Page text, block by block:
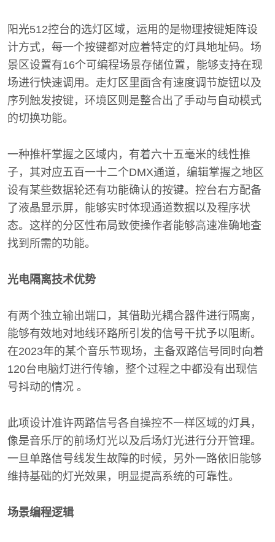
阳光512控台的选灯区域，运用的是物理按键矩阵设
计方式，每一个按键都对应着特定的灯具地址码。场
景区设置有16个可编程场景存储位置，能够支持在现
场进行快速调用。走灯区里面含有速度调节旋钮以及
序列触发按键，环境区则是整合出了手动与自动模式
的切换功能。
一种推杆掌握之区域内，有着六十五毫米的线性推
子，其对应五百一十二个DMX通道，编辑掌握之地区
设有某些数据轮还有功能确认的按键。控台右方配备
了液晶显示屏，能够实时体现通道数据以及程序状
态。这样的分区性布局致使操作者能够高速准确地查
找到所需的功能。
光电隔离技术优势
有两个独立输出端口，其借助光耦合器件进行隔离，
能够有效地对地线环路所引发的信号干扰予以阻断。
在2023年的某个音乐节现场，主备双路信号同时向着
120台电脑灯进行传输，整个过程之中都没有出现信
号抖动的情况 。
此项设计准许两路信号各自操控不一样区域的灯具，
像是音乐厅的前场灯光以及后场灯光进行分开管理。
一旦单路信号线发生故障的时候，另外一路依旧能够
维持基础的灯光效果，明显提高系统的可靠性。
场景编程逻辑